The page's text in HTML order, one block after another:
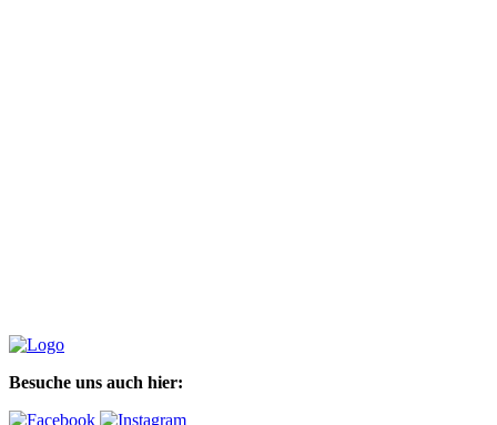
Besuche uns auch hier: